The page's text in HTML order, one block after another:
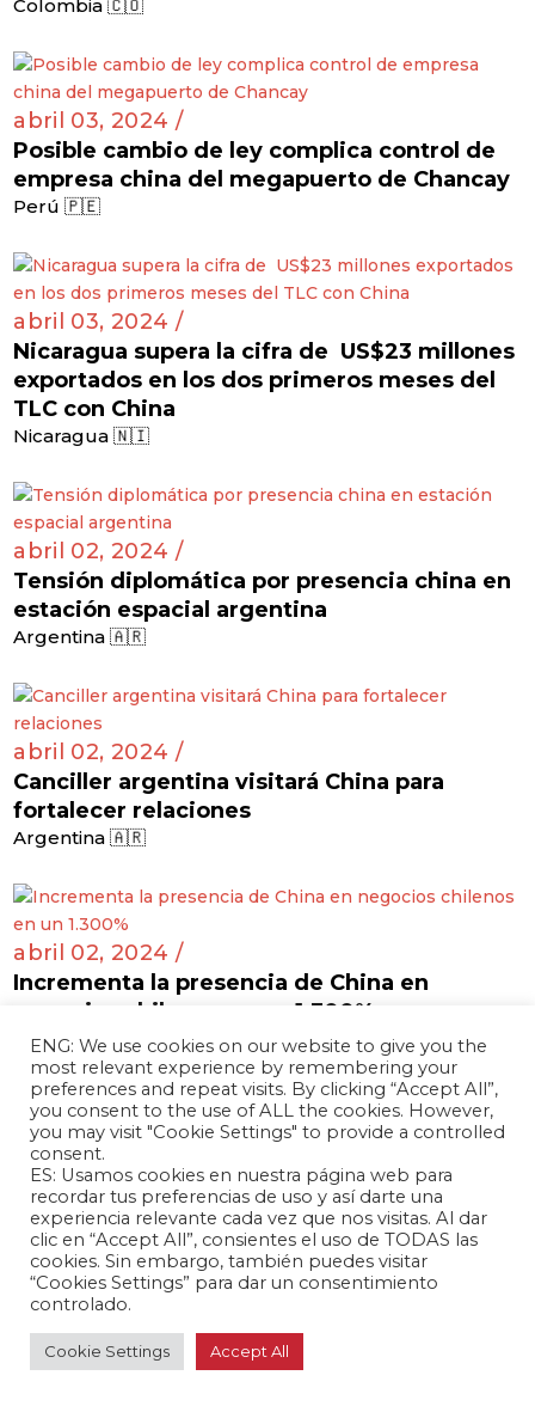
Colombia 🇨🇴
abril 03, 2024 /
Posible cambio de ley complica control de
empresa china del megapuerto de Chancay
Perú 🇵🇪
abril 03, 2024 /
Nicaragua supera la cifra de US$23 millones
exportados en los dos primeros meses del
TLC con China
Nicaragua 🇳🇮
abril 02, 2024 /
Tensión diplomática por presencia china en
estación espacial argentina
Argentina 🇦🇷
abril 02, 2024 /
Canciller argentina visitará China para
fortalecer relaciones
Argentina 🇦🇷
abril 02, 2024 /
Incrementa la presencia de China en
negocios chilenos en un 1.300%
Chile 🇨🇱
abril 01, 2024 /
La polémica de Lionel Messi en Hong Kong:
Un inesperado drama diplomático
Editoriales
marzo 27, 2024 /
ENG: We use cookies on our website to give you the
most relevant experience by remembering your
preferences and repeat visits. By clicking “Accept All”,
you consent to the use of ALL the cookies. However,
you may visit "Cookie Settings" to provide a controlled
consent.
ES: Usamos cookies en nuestra página web para
recordar tus preferencias de uso y así darte una
experiencia relevante cada vez que nos visitas. Al dar
clic en “Accept All”, consientes el uso de TODAS las
cookies. Sin embargo, también puedes visitar
“Cookies Settings” para dar un consentimiento
controlado.
Cookie Settings Accept All